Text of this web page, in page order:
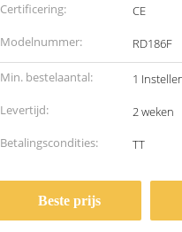
Certificering:
CE
Modelnummer:
RD186F
Min. bestelaantal:
1
Levertijd:
2 weken
Betalingscondities:
TT
Beste prijs